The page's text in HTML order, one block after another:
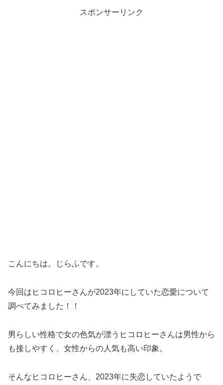
スポンサーリンク
こんにちは。じらふです。
今回はヒコロヒーさんが2023年にしていた恋愛について
調べてみました！！
男らしい性格で女の色気が漂うヒコロヒーさんは男性から
も接しやすく、女性からの人気も高い印象。
そんなヒコロヒーさん、2023年に失恋していたようで